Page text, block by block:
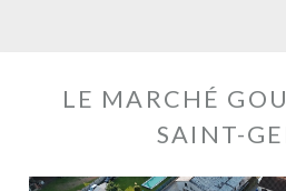
LE MARCHÉ
SAINT-